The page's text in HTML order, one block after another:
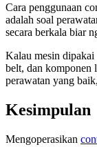
Cara penggunaan
adalah soal
secara berkala biar
Kalau mesin dipakai
belt, dan komponen
perawatan yang
Kesimpulan
Mengoperasikan